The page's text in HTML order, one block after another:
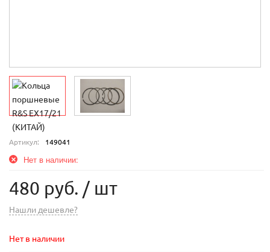
Артикул: 149041
Нет в наличии:
480 руб. / шт
Нашли дешевле?
Нет в наличии